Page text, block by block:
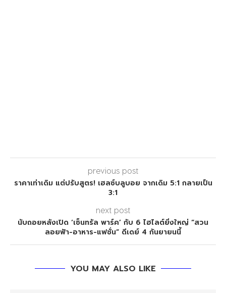
previous post
ราคาเท่าเดิม แต่ปรับสูตร! เฮลซ์บลูบอย จากเดิม 5:1 กลายเป็น
3:1
next post
นับถอยหลังเปิด ‘เซ็นทรัล พาร์ค’ กับ 6 ไฮไลต์ยิ่งใหญ่ “สวน
ลอยฟ้า-อาหาร-แฟชั่น” ดีเดย์ 4 กันยายนนี้
YOU MAY ALSO LIKE